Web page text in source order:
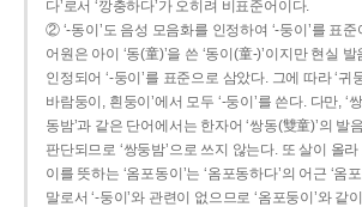
다’로서 ‘깡충하다’가 오히려 비표준어이다.
② ‘-동이’도 음성 모음화를 인정하여 ‘-둥이’를 표준
어원은 아이 ‘동(童)’을 쓴 ‘동이(童-)’이지만 현실
인정되어 ‘-둥이’를 표준으로 삼았다. 그에 따라 ‘귀
바람둥이, 흰둥이’에서 모두 ‘-둥이’를 쓴다. 다만, ‘
동밤’과 같은 단어에서는 한자어 ‘쌍동(雙童)’의 발
판단되므로 ‘쌍둥밤’으로 쓰지 않는다. 또 살이 올
이를 뜻하는 ‘옴포동이’는 ‘옴포동하다’의 어근 ‘옴
말로서 ‘-둥이’와 관련이 없으므로 ‘옴포둥이’와 같